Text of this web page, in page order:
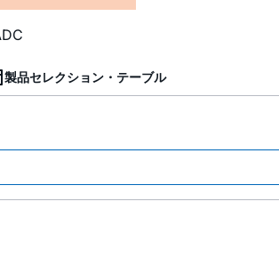
製品セレクション・テーブル